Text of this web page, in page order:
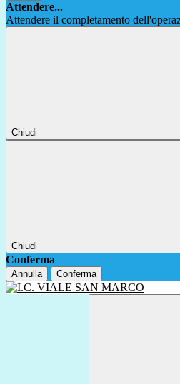
Attendere...
Attendere il completamento
Chiudi
Chiudi
Conferma
Annulla Conferma